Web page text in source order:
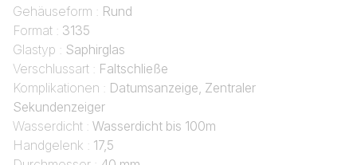
Gehäuseform : Rund
Format : 3135
Glastyp : Saphirglas
Verschlussart : Faltschließe
Komplikationen : Datumsanzeige, Zentraler
Sekundenzeiger
Wasserdicht : Wasserdicht bis 100m
Handgelenk : 17,5